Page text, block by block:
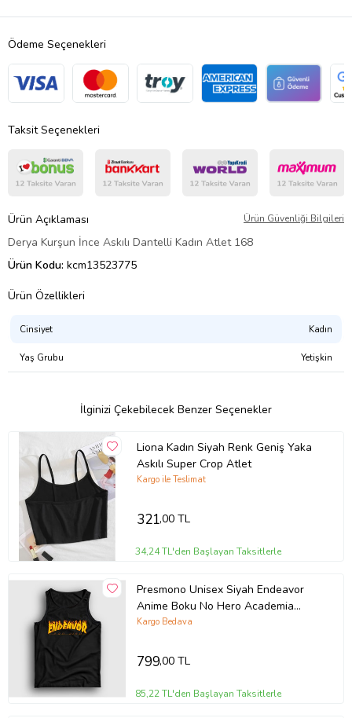
Ödeme Seçenekleri
Taksit Seçenekleri
Ürün Açıklaması Ürün Güvenliği Bilgileri
Derya Kurşun İnce Askılı Dantelli Kadın Atlet 168
Ürün Kodu: kcm13523775
Ürün Özellikleri
Cinsiyet Kadın
Yaş Grubu Yetişkin
İlginizi Çekebilecek Benzer Seçenekler
Liona Kadın Siyah Renk Geniş Yaka
Askılı Super Crop Atlet
Kargo ile Teslimat
321,00 TL
34,24 TL'den Başlayan Taksitlerle
Presmono Unisex Siyah Endeavor
Anime Boku No Hero Academia
Atlet 234453tt
Kargo Bedava
799,00 TL
85,22 TL'den Başlayan Taksitlerle